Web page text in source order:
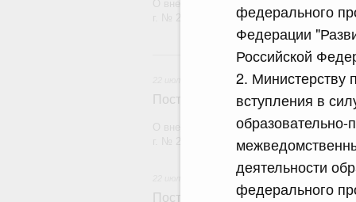
федерального
Федерации
Российской
2. Министерству
вступления в
деятельности
федерального
Постановление Правительства
О внесении изменений в постановление
Постановление Правительства